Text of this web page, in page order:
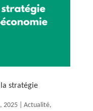
stratégie
2025| Actualité,